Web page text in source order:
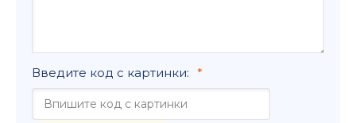
Введите код с картинки: